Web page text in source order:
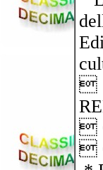


